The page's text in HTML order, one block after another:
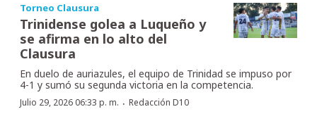
Torneo Clausura
Trinidense golea a Luqueño y
se afirma en lo alto del
Clausura
En duelo de auriazules, el equipo de Trinidad se impuso por
4-1 y sumó su segunda victoria en la competencia.
Julio 29, 2026 06:33 p. m. · Redacción D10